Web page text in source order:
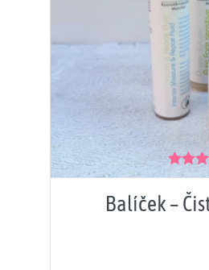
5.00z 5
Balíček –